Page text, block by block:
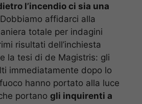
l’incendio ci sia una
affidarci alla
totale per indagini
risultati dell’inchiesta
la tesi di de Magistris: gli
immediatamente dopo lo
hanno portato alla luce
portano gli inquirenti a